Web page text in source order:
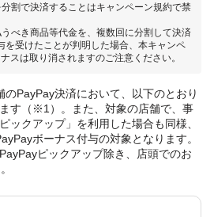
割で決済することはキャンペーン規約で禁
べき商品等代金を、複数回に分割して決済
を受けたことが判明した場合、本キャンペ
スは取り消されますのご注意ください。
PayPay決済において、以下のとおり
す（※1）。また、対象の店舗で、事
ックアップ」を利用した場合も同様、
ボーナス付与の対象となります。
ピックアップ除き、店頭でのお